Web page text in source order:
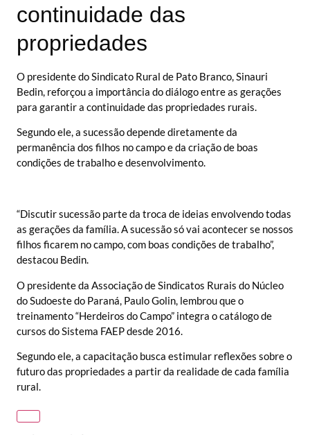
continuidade das
propriedades
O presidente do Sindicato Rural de Pato Branco, Sinauri
Bedin, reforçou a importância do diálogo entre as gerações
para garantir a continuidade das propriedades rurais.
Segundo ele, a sucessão depende diretamente da
permanência dos filhos no campo e da criação de boas
condições de trabalho e desenvolvimento.
“Discutir sucessão parte da troca de ideias envolvendo todas
as gerações da família. A sucessão só vai acontecer se nossos
filhos ficarem no campo, com boas condições de trabalho”,
destacou Bedin.
O presidente da Associação de Sindicatos Rurais do Núcleo
do Sudoeste do Paraná, Paulo Golin, lembrou que o
treinamento “Herdeiros do Campo” integra o catálogo de
cursos do Sistema FAEP desde 2016.
Segundo ele, a capacitação busca estimular reflexões sobre o
futuro das propriedades a partir da realidade de cada família
rural.